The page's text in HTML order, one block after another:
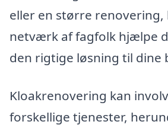
eller en større renovering,
netværk af fagfolk hjælpe
den rigtige løsning til dine
Kloakrenovering kan
forskellige tjenester,